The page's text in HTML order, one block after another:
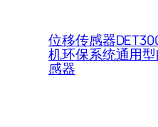
位移传感器
机环保系统通用
感器